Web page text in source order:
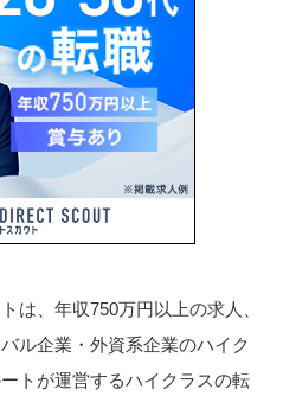
は、年収750万円以上の求人、
ル企業・外資系企業のハイク
トが運営するハイクラスの転